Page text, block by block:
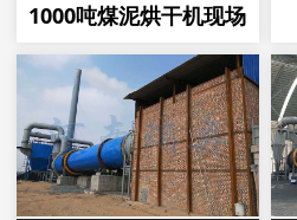
1000吨煤泥烘干机现场